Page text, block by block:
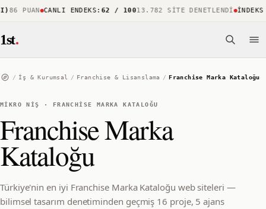
86 PUAN CANLI ENDEKS:62 / 10013.782 SITE DENETLENDI İNDEKS
1st.
/ İş & Kurumsal / Franchise & Lisanslama / Franchise Marka Kataloğu
MIKRO NIŞ · FRANCHISE MARKA KATALOĞU
Franchise Marka
Kataloğu
Türkiye'nin en iyi Franchise Marka Kataloğu web siteleri —
bilimsel tasarım denetiminden geçmiş 16 proje, 5 ajans